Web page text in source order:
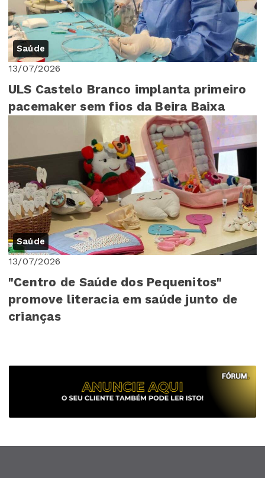
Saúde
13/07/2026
ULS Castelo Branco implanta primeiro
pacemaker sem fios da Beira Baixa
Saúde
13/07/2026
"Centro de Saúde dos Pequenitos"
promove literacia em saúde junto de
crianças